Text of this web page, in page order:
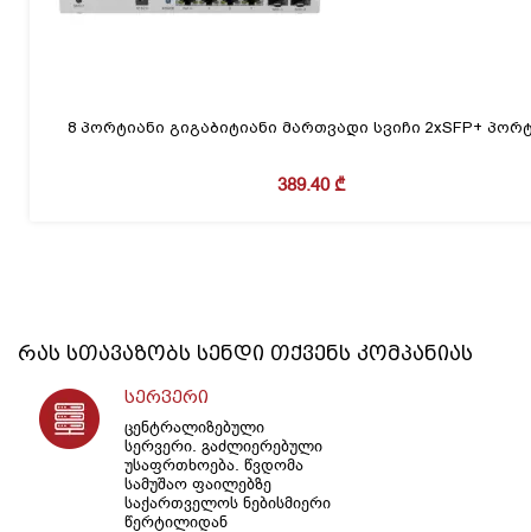
8 პორტიანი გიგაბიტიანი მართვადი სვიჩი 2xSFP+
389.40₾
რას სთავაზობს სენდი თქვენს კომპანიას
სერვერი
ცენტრალიზებული
სერვერი. გაძლიერებული
უსაფრთხოება. წვდომა
სამუშაო ფაილებზე
საქართველოს ნებისმიერი
წერტილიდან